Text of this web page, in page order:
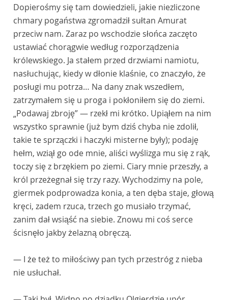
Dopierośmy się tam dowiedzieli, jakie niezliczone
chmary pogaństwa zgromadził sułtan Amurat
przeciw nam. Zaraz po wschodzie słońca zaczęto
ustawiać chorągwie według rozporządzenia
królewskiego. Ja stałem przed drzwiami namiotu,
nasłuchując, kiedy w dłonie klaśnie, co znaczyło, że
posługi mu potrza… Na dany znak wszedłem,
zatrzymałem się u proga i pokłoniłem się do ziemi.
„Podawaj zbroję” — rzekł mi krótko. Upiąłem na nim
wszystko sprawnie (już bym dziś chyba nie zdolił,
takie te sprzączki i haczyki misterne były); podaję
hełm, wziął go ode mnie, aliści wyślizga mu się z rąk,
toczy się z brzękiem po ziemi. Ciary mnie przeszły, a
król przeżegnał się trzy razy. Wychodzimy na pole,
giermek podprowadza konia, a ten dęba staje, głową
kręci, zadem rzuca, trzech go musiało trzymać,
zanim dał wsiąść na siebie. Znowu mi coś serce
ścisnęło jakby żelazną obręczą.
— I że też to miłościwy pan tych przestróg z nieba
nie usłuchał.